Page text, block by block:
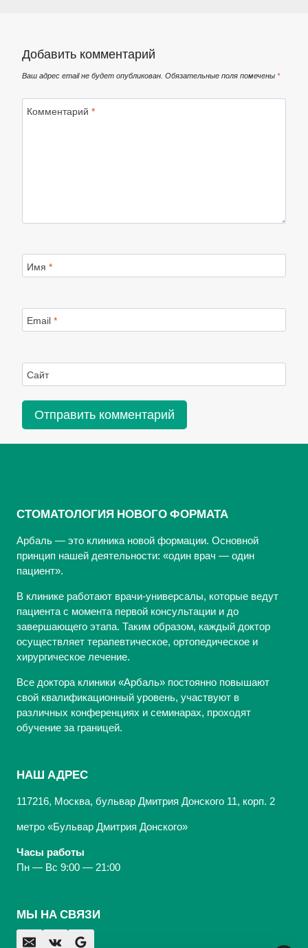
Добавить комментарий
Ваш адрес email не будет опубликован. Обязательные поля помечены *
Комментарий *
Имя *
Email *
Сайт
СТОМАТОЛОГИЯ НОВОГО ФОРМАТА
Арбаль — это клиника новой формации. Основной
принцип нашей деятельности: «один врач — один
пациент».
В клинике работают врачи-универсалы, которые ведут
пациента с момента первой консультации и до
завершающего этапа. Таким образом, каждый доктор
осуществляет терапевтическое, ортопедическое и
хирургическое лечение.
Все доктора клиники «Арбаль» постоянно повышают
свой квалификационный уровень, участвуют в
различных конференциях и семинарах, проходят
обучение за границей.
НАШ АДРЕС
117216, Москва, бульвар Дмитрия Донского 11, корп. 2
метро «Бульвар Дмитрия Донского»
Часы работы
Пн — Вс 9:00 — 21:00
МЫ НА СВЯЗИ